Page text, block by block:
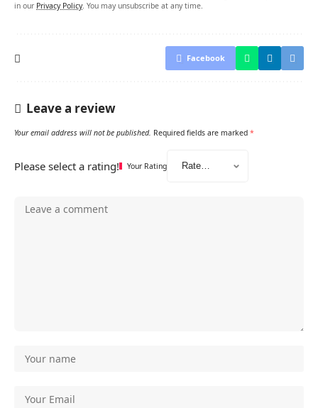
in our Privacy Policy. You may unsubscribe at any time.
Facebook
Leave a review
Your email address will not be published. Required fields are marked *
Please select a rating! Your Rating